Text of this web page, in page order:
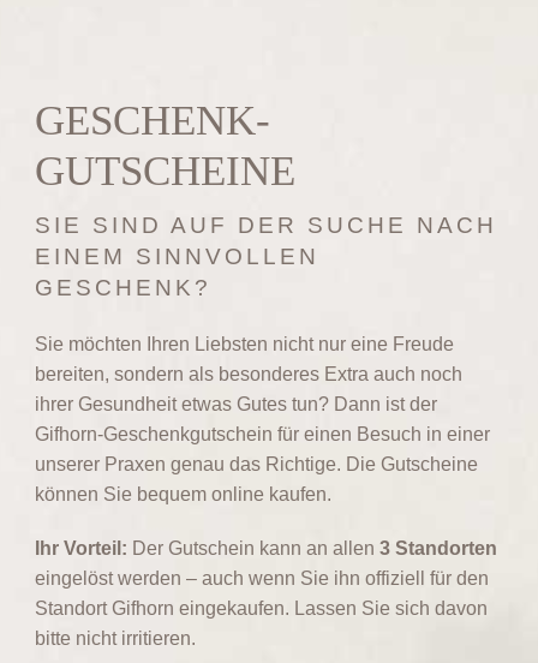
GESCHENK­
GUTSCHEINE
SIE SIND AUF DER SUCHE NACH
EINEM SINNVOLLEN
GESCHENK?
Sie möchten Ihren Liebsten nicht nur eine Freude
bereiten, sondern als besonderes Extra auch noch
ihrer Gesundheit etwas Gutes tun? Dann ist der
Gifhorn-Geschenkgutschein für einen Besuch in einer
unserer Praxen genau das Richtige. Die Gutscheine
können Sie bequem online kaufen.
Ihr Vorteil: Der Gutschein kann an allen 3 Standorten
eingelöst werden – auch wenn Sie ihn offiziell für den
Standort Gifhorn eingekaufen. Lassen Sie sich davon
bitte nicht irritieren.